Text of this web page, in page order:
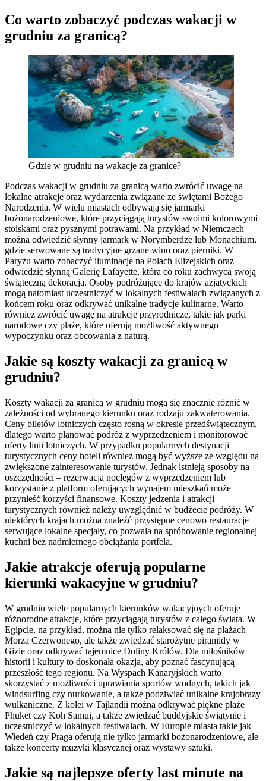
Co warto zobaczyć podczas wakacji w
grudniu za granicą?
Gdzie w grudniu na wakacje za granice?
Podczas wakacji w grudniu za granicą warto zwrócić uwagę na
lokalne atrakcje oraz wydarzenia związane ze świętami Bożego
Narodzenia. W wielu miastach odbywają się jarmarki
bożonarodzeniowe, które przyciągają turystów swoimi kolorowymi
stoiskami oraz pysznymi potrawami. Na przykład w Niemczech
można odwiedzić słynny jarmark w Norymberdze lub Monachium,
gdzie serwowane są tradycyjne grzane wino oraz pierniki. W
Paryżu warto zobaczyć iluminacje na Polach Elizejskich oraz
odwiedzić słynną Galerię Lafayette, która co roku zachwyca swoją
świąteczną dekoracją. Osoby podróżujące do krajów azjatyckich
mogą natomiast uczestniczyć w lokalnych festiwalach związanych z
końcem roku oraz odkrywać unikalne tradycje kulinarne. Warto
również zwrócić uwagę na atrakcje przyrodnicze, takie jak parki
narodowe czy plaże, które oferują możliwość aktywnego
wypoczynku oraz obcowania z naturą.
Jakie są koszty wakacji za granicą w
grudniu?
Koszty wakacji za granicą w grudniu mogą się znacznie różnić w
zależności od wybranego kierunku oraz rodzaju zakwaterowania.
Ceny biletów lotniczych często rosną w okresie przedświątecznym,
dlatego warto planować podróż z wyprzedzeniem i monitorować
oferty linii lotniczych. W przypadku popularnych destynacji
turystycznych ceny hoteli również mogą być wyższe ze względu na
zwiększone zainteresowanie turystów. Jednak istnieją sposoby na
oszczędności – rezerwacja noclegów z wyprzedzeniem lub
korzystanie z platform oferujących wynajem mieszkań może
przynieść korzyści finansowe. Koszty jedzenia i atrakcji
turystycznych również należy uwzględnić w budżecie podróży. W
niektórych krajach można znaleźć przystępne cenowo restauracje
serwujące lokalne specjały, co pozwala na spróbowanie regionalnej
kuchni bez nadmiernego obciążania portfela.
Jakie atrakcje oferują popularne
kierunki wakacyjne w grudniu?
W grudniu wiele popularnych kierunków wakacyjnych oferuje
różnorodne atrakcje, które przyciągają turystów z całego świata. W
Egipcie, na przykład, można nie tylko relaksować się na plażach
Morza Czerwonego, ale także zwiedzać starożytne piramidy w
Gizie oraz odkrywać tajemnice Doliny Królów. Dla miłośników
historii i kultury to doskonała okazja, aby poznać fascynującą
przeszłość tego regionu. Na Wyspach Kanaryjskich warto
skorzystać z możliwości uprawiania sportów wodnych, takich jak
windsurfing czy nurkowanie, a także podziwiać unikalne krajobrazy
wulkaniczne. Z kolei w Tajlandii można odkrywać piękne plaże
Phuket czy Koh Samui, a także zwiedzać buddyjskie świątynie i
uczestniczyć w lokalnych festiwalach. W Europie miasta takie jak
Wiedeń czy Praga oferują nie tylko jarmarki bożonarodzeniowe, ale
także koncerty muzyki klasycznej oraz wystawy sztuki.
Jakie są najlepsze oferty last minute na